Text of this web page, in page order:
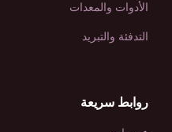
الأدوات والمعدات
التدفئة والتبريد
روابط سريعة